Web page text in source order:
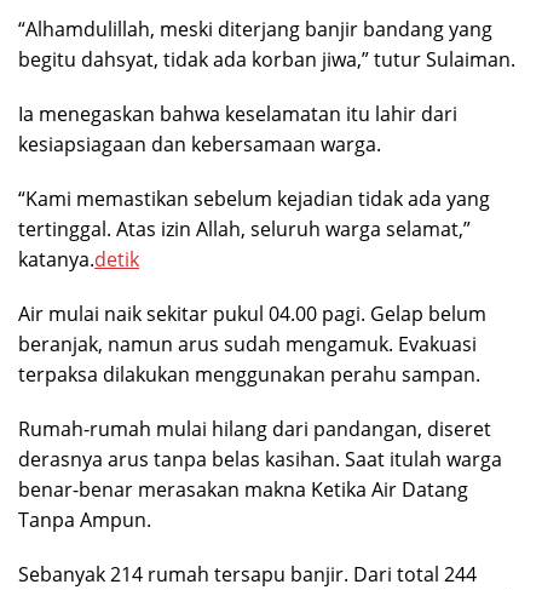
“Alhamdulillah, meski diterjang banjir bandang yang
begitu dahsyat, tidak ada korban jiwa,” tutur Sulaiman.
Ia menegaskan bahwa keselamatan itu lahir dari
kesiapsiagaan dan kebersamaan warga.
“Kami memastikan sebelum kejadian tidak ada yang
tertinggal. Atas izin Allah, seluruh warga selamat,”
katanya.detik
Air mulai naik sekitar pukul 04.00 pagi. Gelap belum
beranjak, namun arus sudah mengamuk. Evakuasi
terpaksa dilakukan menggunakan perahu sampan.
Rumah-rumah mulai hilang dari pandangan, diseret
derasnya arus tanpa belas kasihan. Saat itulah warga
benar-benar merasakan makna Ketika Air Datang
Tanpa Ampun.
Sebanyak 214 rumah tersapu banjir. Dari total 244